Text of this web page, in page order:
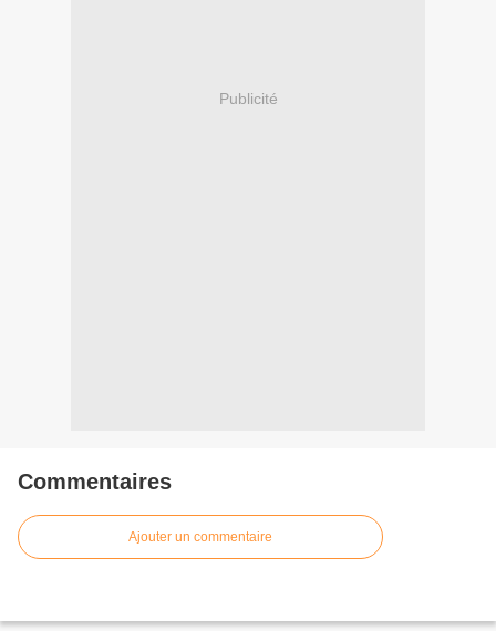
Publicité
Commentaires
Ajouter un commentaire